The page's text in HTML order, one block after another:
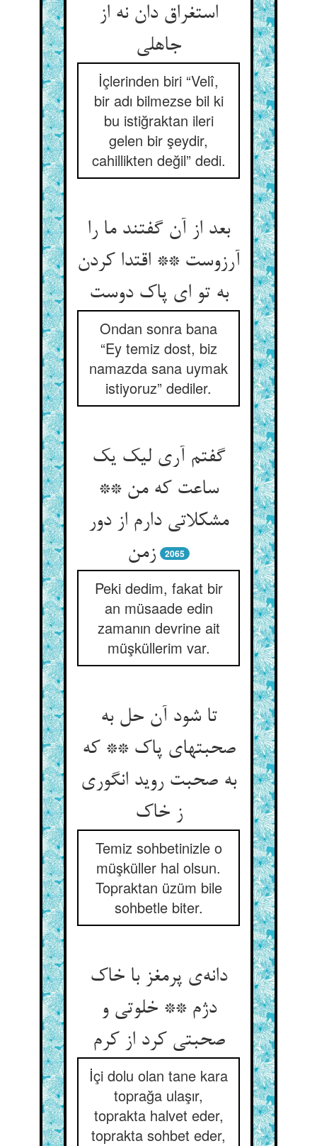
استغراق دان نه از
جاهلی
İçlerinden biri “Velî,
bir adı bilmezse bil ki
bu istiğraktan ileri
gelen bir şeydir,
cahillikten değil” dedi.
بعد از آن گفتند ما را
آرزوست ** اقتدا کردن
به تو ای پاک دوست
Ondan sonra bana
“Ey temiz dost, biz
namazda sana uymak
istiyoruz” dediler.
گفتم آری لیک یک
ساعت که من **
مشکلاتی دارم از دور
زمن
2065
Peki dedim, fakat bir
an müsaade edin
zamanın devrine ait
müşküllerim var.
تا شود آن حل به
صحبتهای پاک ** که
به صحبت روید انگوری
ز خاک
Temiz sohbetinizle o
müşküller hal olsun.
Topraktan üzüm bile
sohbetle biter.
دانه‌ی پرمغز با خاک
دژم ** خلوتی و
صحبتی کرد از کرم
İçi dolu olan tane kara
toprağa ulaşır,
toprakta halvet eder,
toprakta sohbet eder,